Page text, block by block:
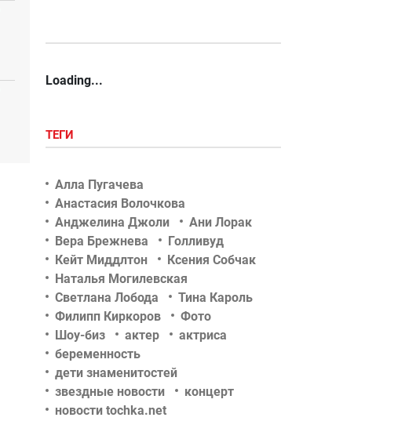
Loading...
ТЕГИ
Алла Пугачева
Анастасия Волочкова
Анджелина Джоли
Ани Лорак
Вера Брежнева
Голливуд
Кейт Миддлтон
Ксения Собчак
Наталья Могилевская
Светлана Лобода
Тина Кароль
Филипп Киркоров
Фото
Шоу-биз
актер
актриса
беременность
дети знаменитостей
звездные новости
концерт
новости tochka.net